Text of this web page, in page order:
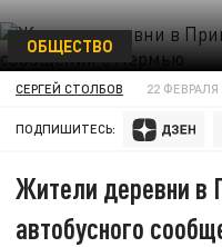
ОБЩЕСТВО
СЕРГЕЙ СТОЛБОВ 22 ФЕВРАЛЯ
ПОДПИШИТЕСЬ:
Жители деревни в
автобусного